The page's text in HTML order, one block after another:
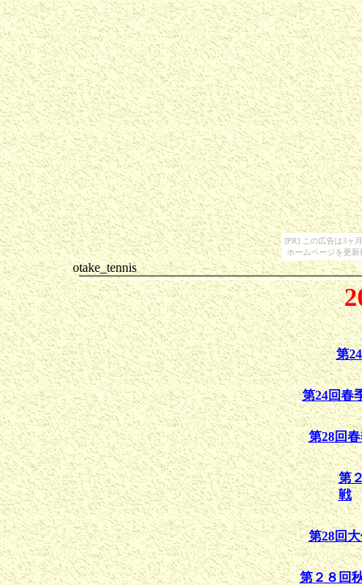
[PR] この広告は3ヶ
ホームページを更
otake_tennis
第
第24回春
第28回
第
戦
第28回
第２８回